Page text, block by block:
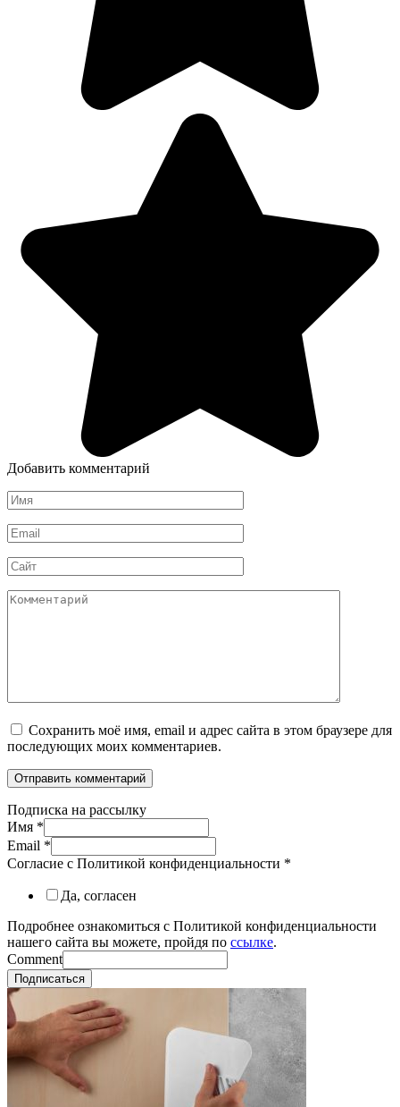
Добавить комментарий
Имя
*
Email
*
Сайт
Комментарий
Сохранить моё имя, email и адрес сайта в этом браузере для
последующих моих комментариев.
Подписка на рассылку
Имя *
Email *
Согласие с Политикой конфиденциальности *
Да, согласен
Подробнее ознакомиться с Политикой конфиденциальности
нашего сайта вы можете, пройдя по ссылке.
Comment
Подписаться